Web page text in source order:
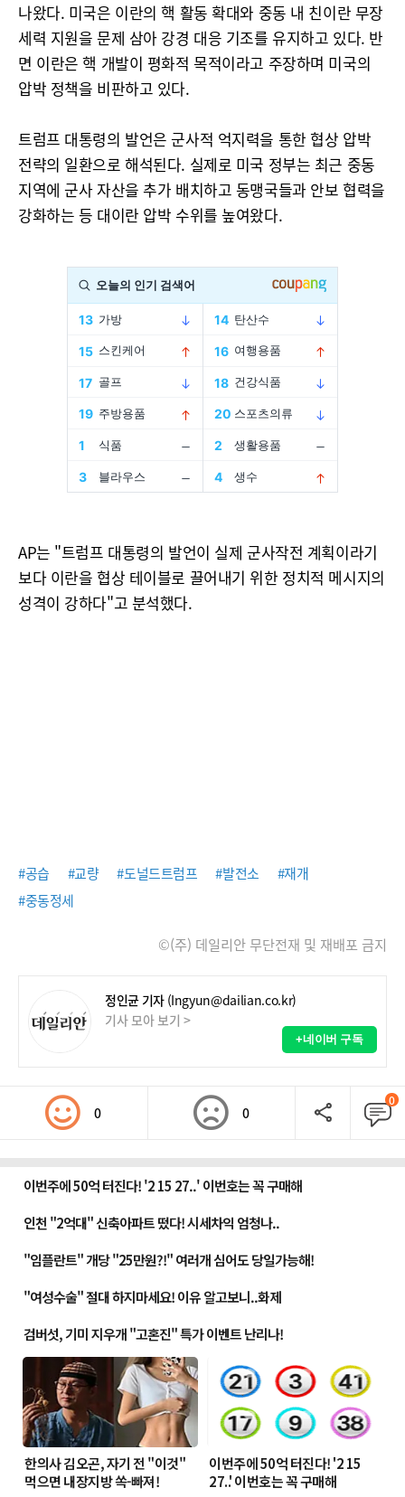
나왔다. 미국은 이란의 핵 활동 확대와 중동 내 친이란 무장
세력 지원을 문제 삼아 강경 대응 기조를 유지하고 있다. 반
면 이란은 핵 개발이 평화적 목적이라고 주장하며 미국의
압박 정책을 비판하고 있다.
트럼프 대통령의 발언은 군사적 억지력을 통한 협상 압박
전략의 일환으로 해석된다. 실제로 미국 정부는 최근 중동
지역에 군사 자산을 추가 배치하고 동맹국들과 안보 협력을
강화하는 등 대이란 압박 수위를 높여왔다.
AP는 "트럼프 대통령의 발언이 실제 군사작전 계획이라기
보다 이란을 협상 테이블로 끌어내기 위한 정치적 메시지의
성격이 강하다"고 분석했다.
#공습 #교량 #도널드트럼프 #발전소
#재개
#중동정세
©(주) 데일리안 무단전재 및 재배포 금지
정인균 기자 (Ingyun@dailian.co.kr)
기사 모아 보기 >
+네이버 구독
0 0
0